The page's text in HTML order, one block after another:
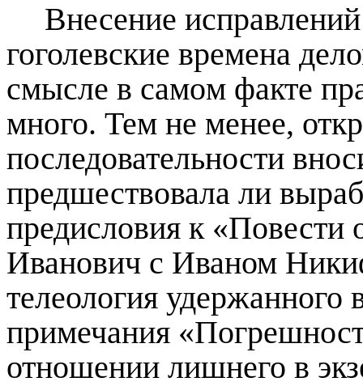
Внесение исправлени
гоголевские времена
смысле в самом факте
много. Тем не менее,
последовательности
предшествовала ли
предисловия к «Повести
Иванович с Иваном
телеология удержанного
примечания
отношении лишнего в